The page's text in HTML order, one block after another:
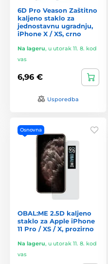
6D Pro Veason Zaštitno
kaljeno staklo za
jednostavnu ugradnju,
iPhone X / XS, crno
Na lageru, u utorak 11. 8. kod
vas
6,96 €
Usporedba
Osnovna
OBAL:ME 2.5D kaljeno
staklo za Apple iPhone
11 Pro / XS / X, prozirno
Na lageru, u utorak 11. 8. kod
vas